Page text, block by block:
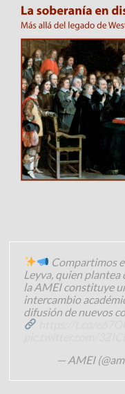
Compartimos
Leyva, quien plantea
la AMEI constituye
intercambio
difusión de nuevos
— AMEI